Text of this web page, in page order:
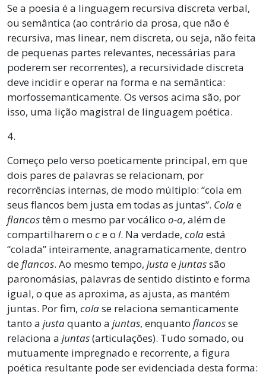
Se a poesia é a linguagem recursiva discreta verbal,
ou semântica (ao contrário da prosa, que não é
recursiva, mas linear, nem discreta, ou seja, não feita
de pequenas partes relevantes, necessárias para
poderem ser recorrentes), a recursividade discreta
deve incidir e operar na forma e na semântica:
morfossemanticamente. Os versos acima são, por
isso, uma lição magistral de linguagem poética.
4.
Começo pelo verso poeticamente principal, em que
dois pares de palavras se relacionam, por
recorrências internas, de modo múltiplo: “cola em
seus flancos bem justa em todas as juntas”. Colae
flancostêm o mesmo par vocálico o-a, além de
compartilharem o ce o l. Na verdade, colaestá
“colada” inteiramente, anagramaticamente, dentro
deflancos. Ao mesmo tempo, justaejuntassão
paronomásias, palavras de sentido distinto e forma
igual, o que as aproxima, as ajusta, as mantém
juntas. Por fim, colase relaciona semanticamente
tanto a justaquanto a juntas, enquanto flancosse
relaciona a juntas(articulações). Tudo somado, ou
mutuamente impregnado e recorrente, a figura
poética resultante pode ser evidenciada desta forma: